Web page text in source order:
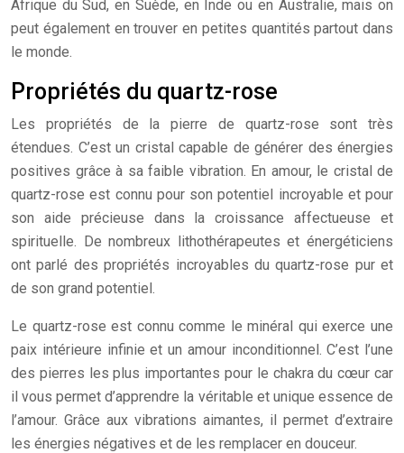
Afrique du Sud, en Suède, en Inde ou en Australie, mais on
peut également en trouver en petites quantités partout dans
le monde.
Propriétés du quartz-rose
Les propriétés de la pierre de quartz-rose sont très
étendues. C’est un cristal capable de générer des énergies
positives grâce à sa faible vibration. En amour, le cristal de
quartz-rose est connu pour son potentiel incroyable et pour
son aide précieuse dans la croissance affectueuse et
spirituelle. De nombreux lithothérapeutes et énergéticiens
ont parlé des propriétés incroyables du quartz-rose pur et
de son grand potentiel.
Le quartz-rose est connu comme le minéral qui exerce une
paix intérieure infinie et un amour inconditionnel. C’est l’une
des pierres les plus importantes pour le chakra du cœur car
il vous permet d’apprendre la véritable et unique essence de
l’amour. Grâce aux vibrations aimantes, il permet d’extraire
les énergies négatives et de les remplacer en douceur.